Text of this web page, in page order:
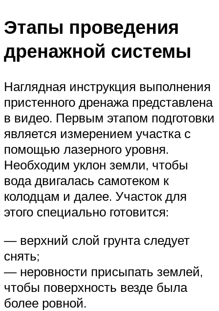
Этапы проведения
дренажной системы
Наглядная инструкция выполнения
пристенного дренажа представлена
в видео. Первым этапом подготовки
является измерением участка с
помощью лазерного уровня.
Необходим уклон земли, чтобы
вода двигалась самотеком к
колодцам и далее. Участок для
этого специально готовится:
— верхний слой грунта следует
снять;
— неровности присыпать землей,
чтобы поверхность везде была
более ровной.